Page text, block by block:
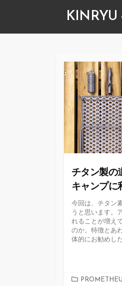
テ
KINRYU
チタン製の
キャンプに
今回は、チタン
うと思います。
れることが増え
のか。特徴とあ
体的にお勧めし
カ